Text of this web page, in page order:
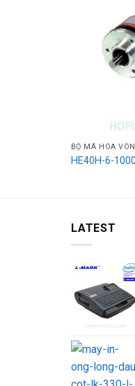
BỘ MÃ HÓA
HE40H-6-
LATEST